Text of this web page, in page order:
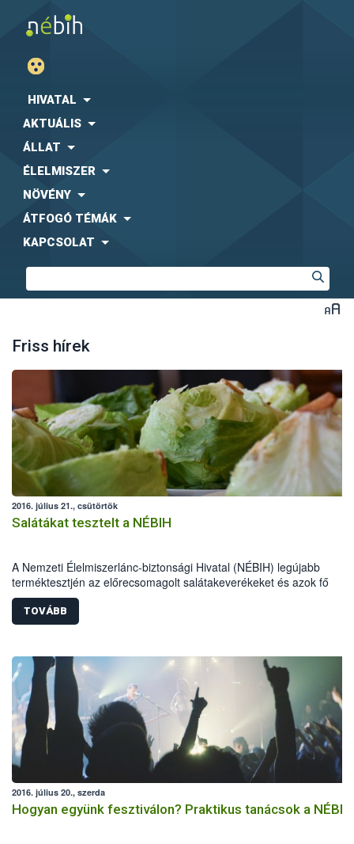
HIVATAL
AKTUÁLIS
ÁLLAT
ÉLELMISZER
NÖVÉNY
ÁTFOGÓ TÉMÁK
KAPCSOLAT
Friss hírek
2016. július 21., csütörtök
Salátákat tesztelt a NÉBIH
A Nemzeti Élelmiszerlánc-biztonsági Hivatal (NÉBIH) legújabb
terméktesztjén az előrecsomagolt salátakeverékeket és azok fő
összetevőjét, a jégsalátákat vizsgálta. A Szupermenta projektben 35
terméket ellenőrzött a hatóság. A laboratóriumi vizsgálatok alapján
valamennyi megfelelő volt. Jelölési hiba miatt 10 előrecsomagolt
szakemberek, a jégsalátáknál pedig nem engedélyezett hatóanyag
használata okán indul hatósági eljárás.
TOVÁBB
2016. július 20., szerda
Hogyan együnk fesztiválon? Praktikus tanácsok a